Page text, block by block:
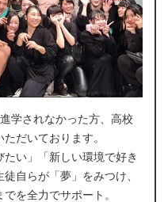
学されなかった方、高校
だいております。
たい」「新しい環境で好き
自らが「夢」をみつけ、
を全力でサポート。